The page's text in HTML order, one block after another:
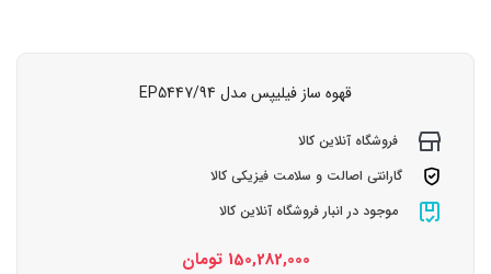
قهوه ساز فیلیپس مدل ‎EP5447/94
فروشگاه آنلاین کالا
گارانتی اصالت و سلامت فیزیکی کالا
موجود در انبار فروشگاه آنلاین کالا
150,282,000 تومان